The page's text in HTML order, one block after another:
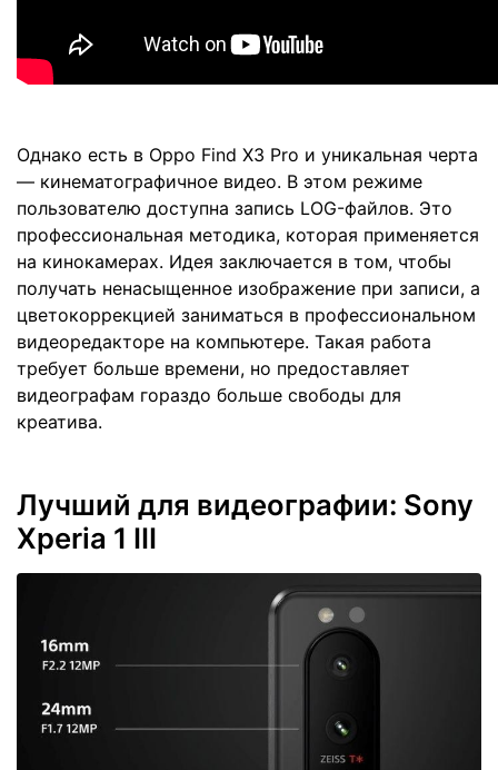
Однако есть в Oppo Find X3 Pro и уникальная черта
— кинематографичное видео. В этом режиме
пользователю доступна запись LOG-файлов. Это
профессиональная методика, которая применяется
на кинокамерах. Идея заключается в том, чтобы
получать ненасыщенное изображение при записи, а
цветокоррекцией заниматься в профессиональном
видеоредакторе на компьютере. Такая работа
требует больше времени, но предоставляет
видеографам гораздо больше свободы для
креатива.
Лучший для видеографии: Sony
Xperia 1 III